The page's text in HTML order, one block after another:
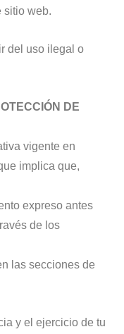
sitio web.
del uso ilegal o
DE
vigente en
implica que,
expreso antes
de los
las secciones de
y el ejercicio de tu